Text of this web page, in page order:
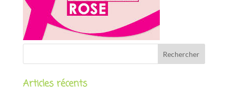
Articles récents